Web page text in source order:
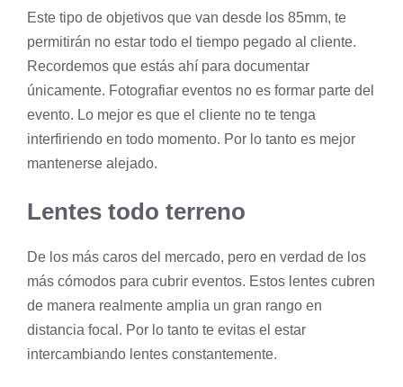
Este tipo de objetivos que van desde los 85mm, te
permitirán no estar todo el tiempo pegado al cliente.
Recordemos que estás ahí para documentar
únicamente. Fotografiar eventos no es formar parte del
evento. Lo mejor es que el cliente no te tenga
interfiriendo en todo momento. Por lo tanto es mejor
mantenerse alejado.
Lentes todo terreno
De los más caros del mercado, pero en verdad de los
más cómodos para cubrir eventos. Estos lentes cubren
de manera realmente amplia un gran rango en
distancia focal. Por lo tanto te evitas el estar
intercambiando lentes constantemente.